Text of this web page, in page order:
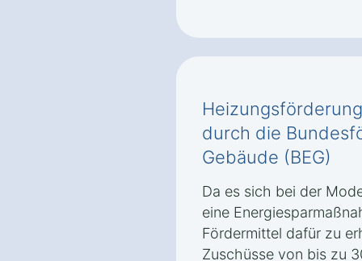
durch die
Gebäude (BEG)
Da es sich bei der
eine
Fördermittel dafür zu
Zuschüsse von bis zu